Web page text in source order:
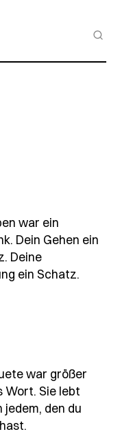
es-beschreiben-
war ein
Dein Gehen ein
Deine
ein Schatz.
immer-mit-
war größer
Wort. Sie lebt
jedem, den du